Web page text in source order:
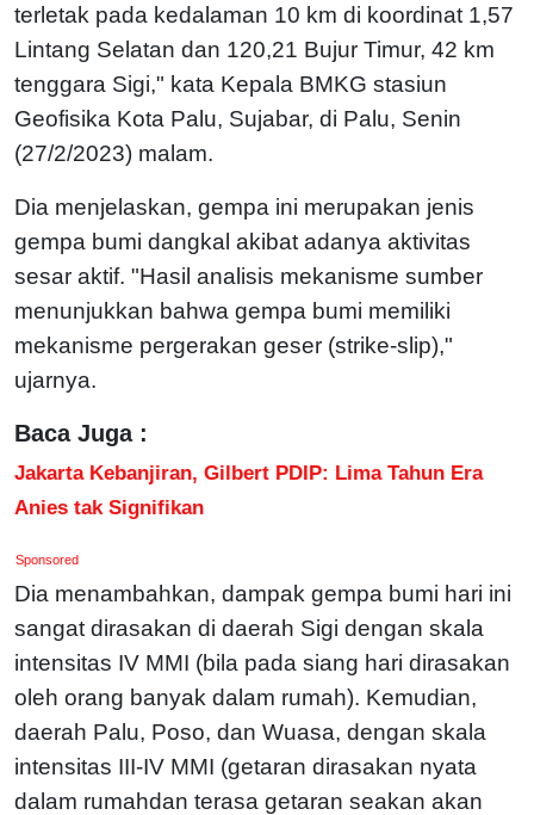
terletak pada kedalaman 10 km di koordinat 1,57
Lintang Selatan dan 120,21 Bujur Timur, 42 km
tenggara Sigi," kata Kepala BMKG stasiun
Geofisika Kota Palu, Sujabar, di Palu, Senin
(27/2/2023) malam.
Dia menjelaskan, gempa ini merupakan jenis
gempa bumi dangkal akibat adanya aktivitas
sesar aktif. "Hasil analisis mekanisme sumber
menunjukkan bahwa gempa bumi memiliki
mekanisme pergerakan geser (strike-slip),"
ujarnya.
Baca Juga :
Jakarta Kebanjiran, Gilbert PDIP: Lima Tahun Era
Anies tak Signifikan
Sponsored
Dia menambahkan, dampak gempa bumi hari ini
sangat dirasakan di daerah Sigi dengan skala
intensitas IV MMI (bila pada siang hari dirasakan
oleh orang banyak dalam rumah). Kemudian,
daerah Palu, Poso, dan Wuasa, dengan skala
intensitas III-IV MMI (getaran dirasakan nyata
dalam rumahdan terasa getaran seakan akan